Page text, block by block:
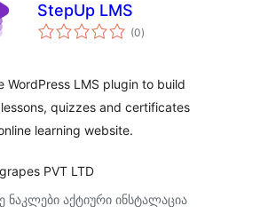
StepUp LMS
(0საერთო
რეიტინგი
)
WordPress LMS plugin to build
quizzes and certificates
learning website.
PVT LTD
ნაკლები აქტიური ინსტალაცია